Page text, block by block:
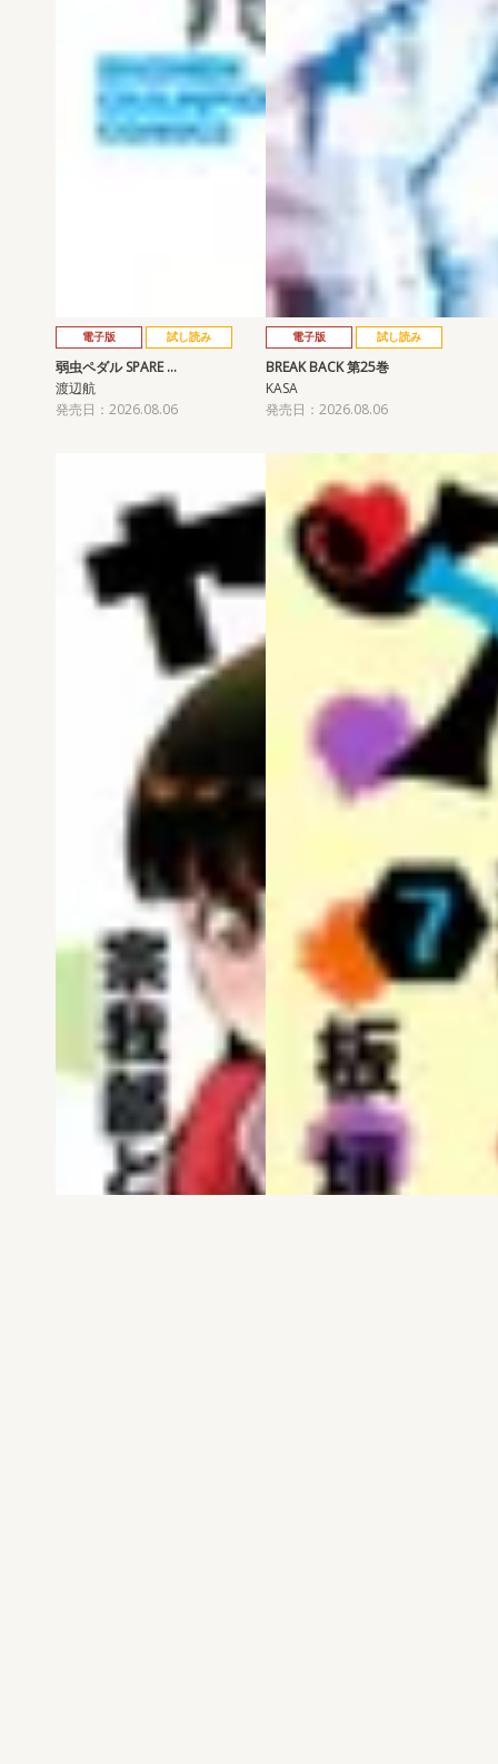
電子版 試し読み
弱虫ペダル SPARE …
渡辺航
発売日：2026.08.06
電子版 試し読み
BREAK BACK 第25巻
KASA
発売日：2026.08.06